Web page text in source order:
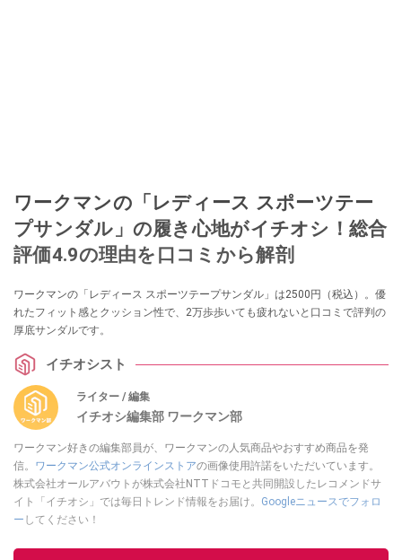
ワークマンの「レディース スポーツテー
プサンダル」の履き心地がイチオシ！総合
評価4.9の理由を口コミから解剖
ワークマンの「レディース スポーツテープサンダル」は2500円（税込）。優
れたフィット感とクッション性で、2万歩歩いても疲れないと口コミで評判の
厚底サンダルです。
イチオシスト
ライター / 編集
イチオシ編集部 ワークマン部
ワークマン好きの編集部員が、ワークマンの人気商品やおすすめ商品を発
信。 ワークマン公式オンラインストアの画像使用許諾をいただいています。
株式会社オールアバウトが株式会社NTTドコモと共同開設したレコメンドサ
イト「イチオシ」では毎日トレンド情報をお届け。 Googleニュースでフォロ
ー してください！
このイチオシストの他の記事を読む